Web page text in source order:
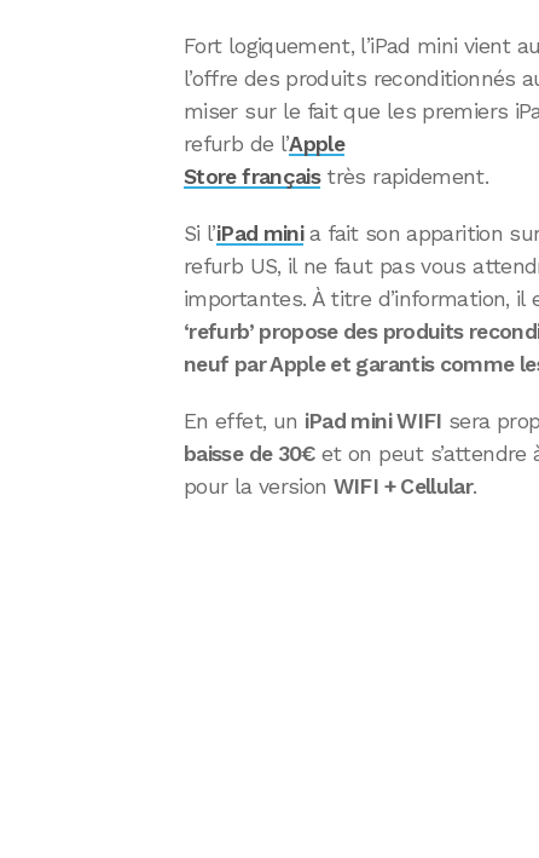
Fort logiquement, l’iPad mini vient
l’offre des produits reconditionnés
miser sur le fait que les premiers
refurb de l’Apple
Store françaistrès rapidement.
Si l’iPad minia fait son apparition
refurb US, il ne faut pas vous
importantes. À titre d’information,
‘refurb’ propose des produits
neuf par Apple et garantis comme
En effet, un iPad mini WIFI sera
baisse de 30€et on peut s’attendre
pour la version WIFI + Cellular.